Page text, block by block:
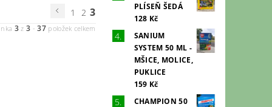
1 2 3
3 z3 -37položek celkem
PLÍSEŇ ŠEDÁ
128 Kč
SANIUM
SYSTEM 50 ML -
MŠICE, MOLICE,
PUKLICE
159 Kč
CHAMPION 50